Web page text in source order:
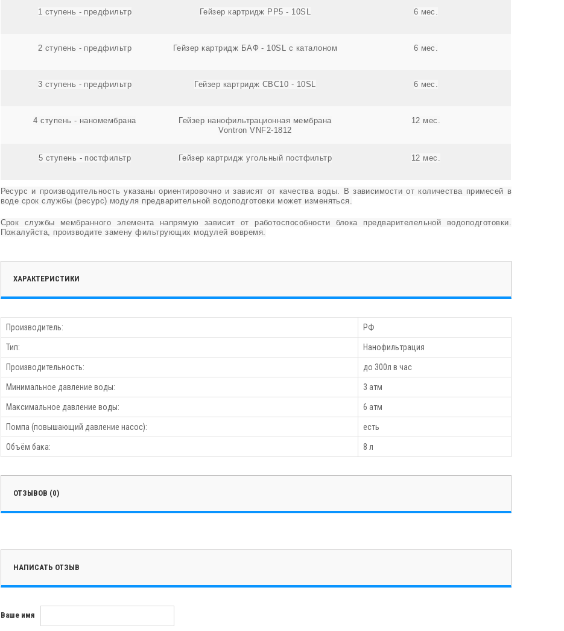
1 ступень - предфильтр Гейзер картридж PP5 - 10SL 6 мес.
2 ступень - предфильтр Гейзер картридж БАФ - 10SL с каталоном 6 мес.
3 ступень - предфильтр Гейзер картридж СВС10 - 10SL 6 мес.
4 ступень - наномембрана
Гейзер нанофильтрационная мембрана
Vontron VNF2-1812
12 мес.
5 ступень - постфильтр Гейзер картридж угольный постфильтр 12 мес.
Ресурс и производительность указаны ориентировочно и зависят от качества воды. В зависимости от количества примесей в
воде срок службы (ресурс) модуля предварительной водоподготовки может изменяться.
Срок службы мембранного элемента напрямую зависит от работоспособности блока предварителельной водоподготовки.
Пожалуйста, производите замену фильтрующих модулей вовремя.
ХАРАКТЕРИСТИКИ
Производитель: РФ
Тип: Нанофильтрация
Производительность: до 300л в час
Минимальное давление воды: 3 атм
Максимальное давление воды: 6 атм
Помпа (повышающий давление насос): есть
Объём бака: 8 л
ОТЗЫВОВ (0)
НАПИСАТЬ ОТЗЫВ
Ваше имя